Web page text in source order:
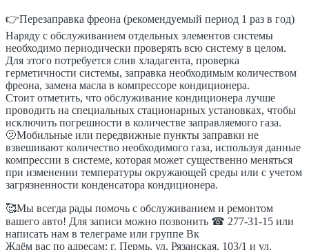
👉Перезаправка фреона (рекомендуемый период 1 раз в год)
Наряду с обслуживанием отдельных элементов системы
необходимо периодически проверять всю систему в целом.
Для этого потребуется слив хладагента, проверка
герметичности системы, заправка необходимым количеством
фреона, замена масла в компрессоре кондиционера.
Стоит отметить, что обслуживание кондиционера лучше
проводить на специальных стационарных установках, чтобы
исключить погрешности в количестве заправляемого газа.
🫤Мобильные или передвижные пункты заправки не
взвешивают количество необходимого газа, используя данные
компрессии в системе, которая может существенно меняться
при изменении температуры окружающей среды или с учетом
загрязненности конденсатора кондиционера.
🥰Мы всегда рады помочь с обслуживанием и ремонтом
вашего авто! Для записи можно позвонить ☎ 277-31-15 или
написать нам в телеграме или группе Вк
Ждём вас по адресам: г. Пермь, ул. Рязанская, 103/1 и ул.